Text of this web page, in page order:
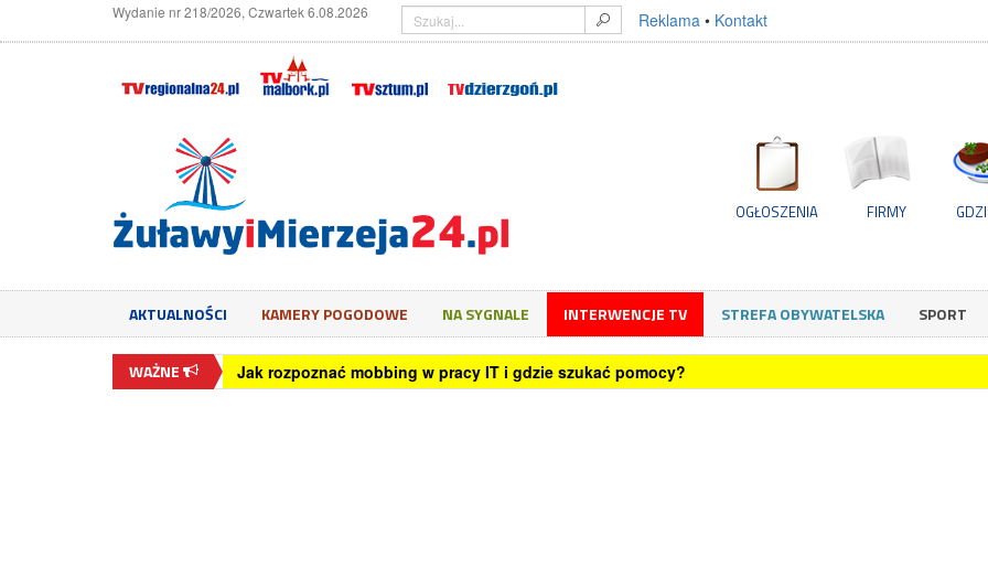
Wydanie nr 218/2026, Czwartek 6.08.2026 Reklama • Kontakt
OGŁOSZENIA FIRMY
AKTUALNOŚCI KAMERY POGODOWE NA SYGNALE INTERWENCJE TV STREFA OBYWATELSKA SPORT
WAŻNE Starosta Malborski zaprasza na I Festiwal Smaków Kresowych. Kulinarna podróż do tradycji